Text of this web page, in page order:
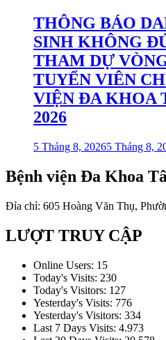
THÔNG BÁO
SINH KHÔNG
THAM DỰ
TUYỂN VIÊN
VIỆN ĐA KHOA
2026
5 Tháng 8, 20265 Tháng 8,
Bệnh viện Đa Khoa
Đỉa chỉ: 605 Hoàng Văn Thụ,
LƯỢT TRUY CẬP
Online Users: 15
Today's Visits: 230
Today's Visitors: 127
Yesterday's Visits: 776
Yesterday's Visitors: 334
Last 7 Days Visits: 4.973